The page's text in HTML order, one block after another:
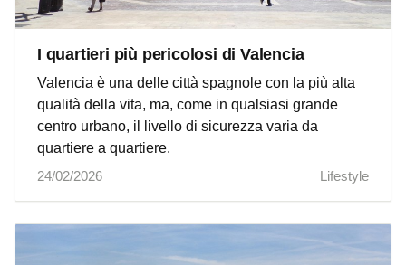
I quartieri più pericolosi di Valencia
Valencia è una delle città spagnole con la più alta
qualità della vita, ma, come in qualsiasi grande
centro urbano, il livello di sicurezza varia da
quartiere a quartiere.
24/02/2026
Lifestyle